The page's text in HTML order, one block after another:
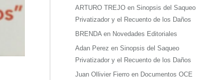
ARTURO TREJOen Sinopsis del Saqueo
Privatizador y el Recuento de los Daños
BRENDAen Novedades Editoriales
Adan Perez en Sinopsis del Saqueo
Privatizador y el Recuento de los Daños
Juan Ollivier Fierroen Documentos OCE